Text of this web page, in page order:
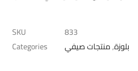
SKU
833
Categories
بلوزة,منتجات صيفي